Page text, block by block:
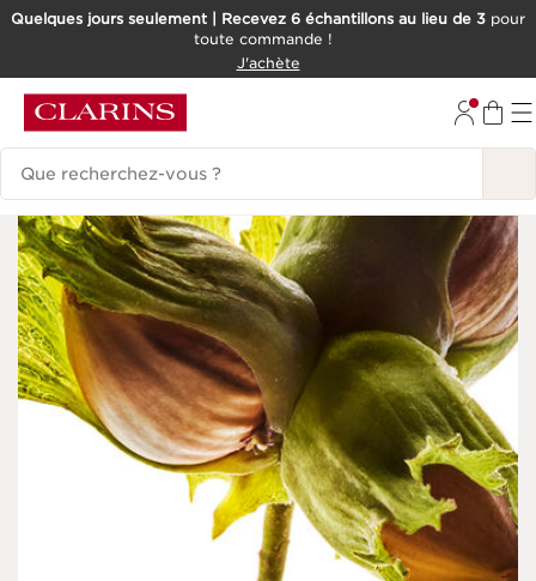
ALLER AU CONTENU
Quelques jours seulement | Recevez 6 échantillons au lieu de 3 pour
toute commande !
J'achète
Historique des recherches